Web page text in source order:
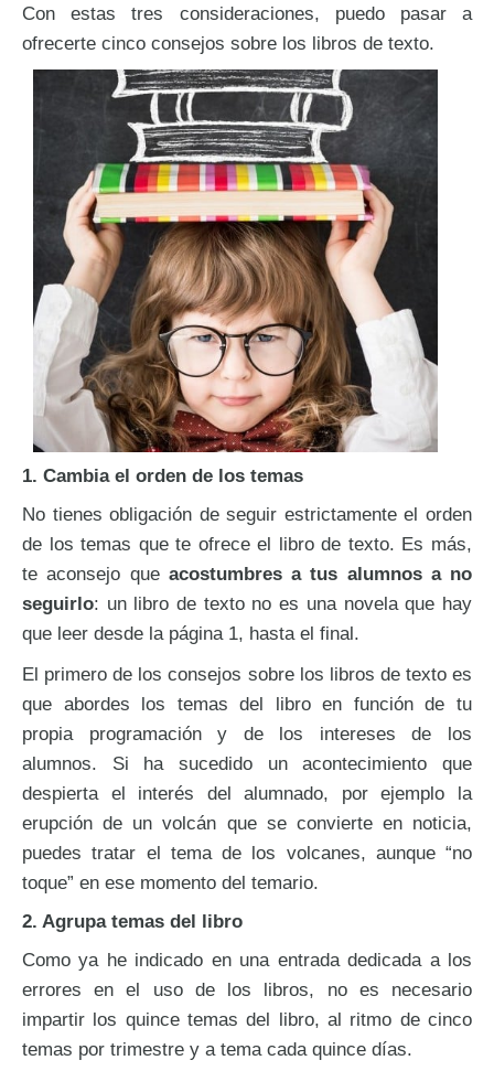
Con estas tres consideraciones, puedo pasar a
ofrecerte cinco consejos sobre los libros de texto.
1. Cambia el orden de los temas
No tienes obligación de seguir estrictamente el orden
de los temas que te ofrece el libro de texto. Es más,
te aconsejo que acostumbres a tus alumnos a no
seguirlo: un libro de texto no es una novela que hay
que leer desde la página 1, hasta el final.
El primero de los consejos sobre los libros de texto es
que abordes los temas del libro en función de tu
propia programación y de los intereses de los
alumnos. Si ha sucedido un acontecimiento que
despierta el interés del alumnado, por ejemplo la
erupción de un volcán que se convierte en noticia,
puedes tratar el tema de los volcanes, aunque “no
toque” en ese momento del temario.
2. Agrupa temas del libro
Como ya he indicado en una entrada dedicada a los
errores en el uso de los libros, no es necesario
impartir los quince temas del libro, al ritmo de cinco
temas por trimestre y a tema cada quince días.